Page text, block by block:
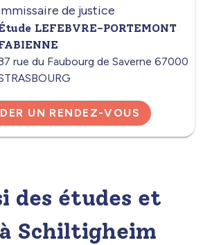
de justice
LEFEBVRE-PORTEMONT
rue du Faubourg de Saverne 67000
UN RENDEZ-VOUS
des études et
Schiltigheim